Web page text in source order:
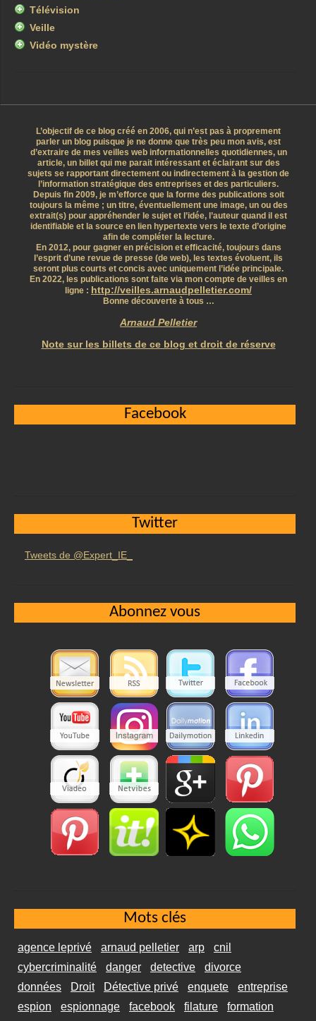
Télévision
Veille
Vidéo mystère
L’objectif de ce blog créé en 2006, qui n’est pas à proprement
parler un blog puisque je ne donne que très peu mon avis, est
d’extraire de mes veilles web informationnelles quotidiennes, un
article, un billet qui me parait intéressant et éclairant sur des
sujets se rapportant directement ou indirectement à la gestion de
l’information stratégique des entreprises et des particuliers.
Depuis fin 2009, je m’efforce que la forme des publications soit
toujours la même ; un titre, éventuellement une image, un ou des
extrait(s) pour appréhender le sujet et l’idée, l’auteur quand il est
identifiable et la source en lien hypertexte vers le texte d’origine
afin de compléter la lecture.
En 2012, pour gagner en précision et efficacité, toujours dans
l’esprit d’une revue de presse (de web), les textes évoluent, ils
seront plus courts et concis avec uniquement l’idée principale.
En 2022, les publications sont faite via mon compte de veilles en
ligne : http://veilles.arnaudpelletier.com/
Bonne découverte à tous …
Arnaud Pelletier
Note sur les billets de ce blog et droit de réserve
Facebook
Twitter
Tweets de @Expert_IE_
Abonnez vous
Mots clés
agence leprivé arnaud pelletier arp
cnil
cybercriminalité
danger detective
divorce
données
Droit Détective privé enquete
entreprise
espion
espionnage facebook filature
formation